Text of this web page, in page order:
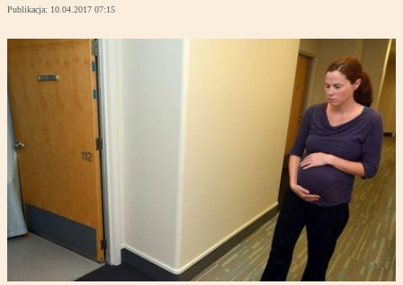
Publikacja: 10.04.2017 07:15